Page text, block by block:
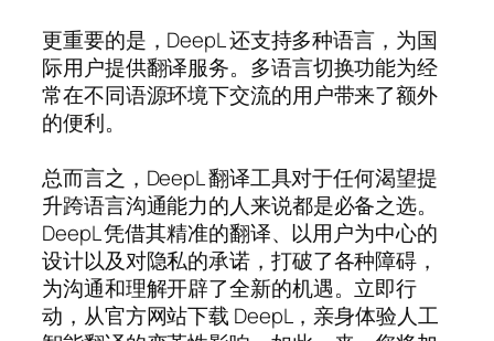
更重要的是，DeepL 还支持多种语言，为国
际用户提供翻译服务。多语言切换功能为经
常在不同语源环境下交流的用户带来了额外
的便利。
总而言之，DeepL 翻译工具对于任何渴望提
升跨语言沟通能力的人来说都是必备之选。
DeepL 凭借其精准的翻译、以用户为中心的
设计以及对隐私的承诺，打破了各种障碍，
为沟通和理解开辟了全新的机遇。立即行
动，从官方网站下载 DeepL，亲身体验人工